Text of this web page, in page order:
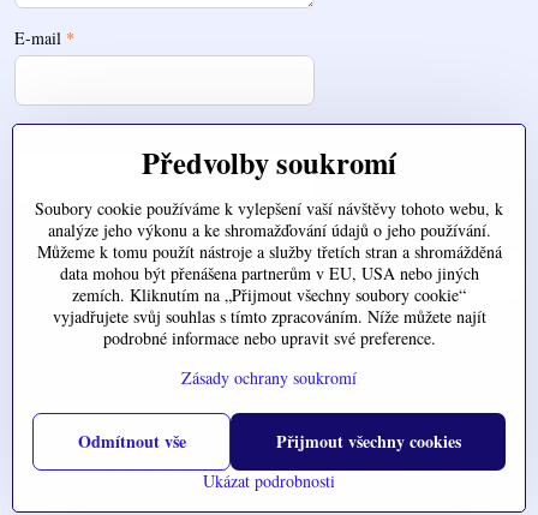
E-mail *
Zde nahrajte váš soubor
©2026CopyrightPředvolby soukromíZásady ochrany soukromí
Vytvořeno systémem:ByznysWeb.cz
Předvolby soukromí
Soubory cookie používáme k vylepšení vaší návštěvy tohoto webu, k
analýze jeho výkonu a ke shromažďování údajů o jeho používání.
Můžeme k tomu použít nástroje a služby třetích stran a shromážděná
data mohou být přenášena partnerům v EU, USA nebo jiných
zemích. Kliknutím na „Přijmout všechny soubory cookie“
vyjadřujete svůj souhlas s tímto zpracováním. Níže můžete najít
podrobné informace nebo upravit své preference.
Zásady ochrany soukromí
Ukázat podrobnosti
Přijmout všechny cookies
Odmítnout vše